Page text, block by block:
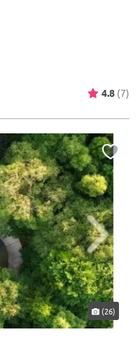
4.8 (7)
(26)